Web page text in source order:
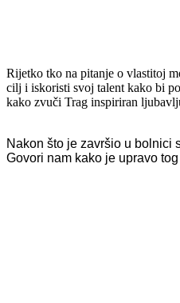
Rijetko tko na pitanje o vlastitoj
cilj i iskoristi svoj talent kako bi
kako zvuči Trag inspiriran
Nakon što je završio u bolnici
Govori nam kako je upravo